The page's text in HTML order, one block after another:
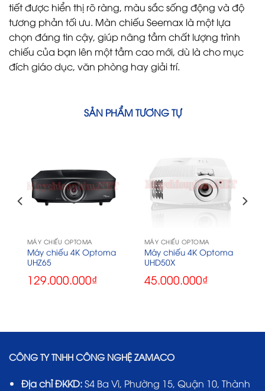
tiết được hiển thị rõ ràng, màu sắc sống động và độ
tương phản tối ưu. Màn chiếu Seemax là một lựa
chọn đáng tin cậy, giúp nâng tầm chất lượng trình
chiếu của bạn lên một tầm cao mới, dù là cho mục
đích giáo dục, văn phòng hay giải trí.
SẢN PHẨM TƯƠNG TỰ
MÁY CHIẾU OPTOMA
Máy chiếu 4K Optoma
UHZ65
129.000.000₫
MÁY CHIẾU OPTOMA
Máy chiếu 4K Optoma
UHD50X
45.000.000₫
CÔNG TY TNHH CÔNG NGHỆ ZAMACO
Địa chỉ ĐKKD:S4 Ba Vì, Phường 15, Quận 10, Thành